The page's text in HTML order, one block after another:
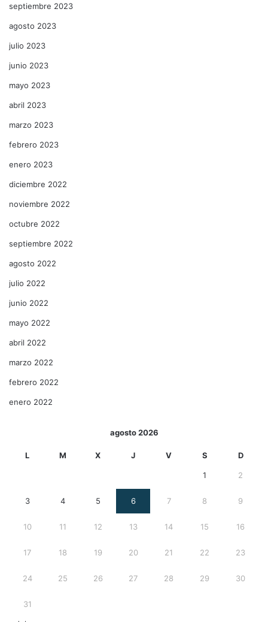
septiembre 2023
agosto 2023
julio 2023
junio 2023
mayo 2023
abril 2023
marzo 2023
febrero 2023
enero 2023
diciembre 2022
noviembre 2022
octubre 2022
septiembre 2022
agosto 2022
julio 2022
junio 2022
mayo 2022
abril 2022
marzo 2022
febrero 2022
enero 2022
agosto 2026
L M X J V S D
1 2
3 4 5 6 7 8 9
10 11 12 13 14 15 16
17 18 19 20 21 22 23
24 25 26 27 28 29 30
31